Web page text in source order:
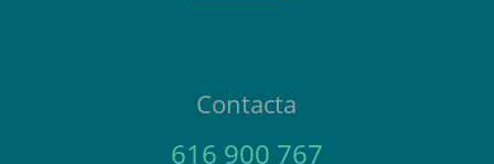
Contacta
616 900 767